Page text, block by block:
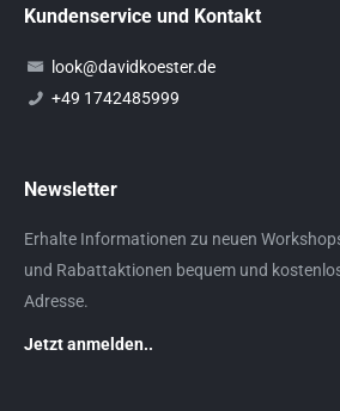
Kundenservice und Kontakt
look@davidkoester.de
+49 1742485999
Newsletter
Erhalte Informationen zu neuen
und Rabattaktionen bequem und
Adresse.
Jetzt anmelden..